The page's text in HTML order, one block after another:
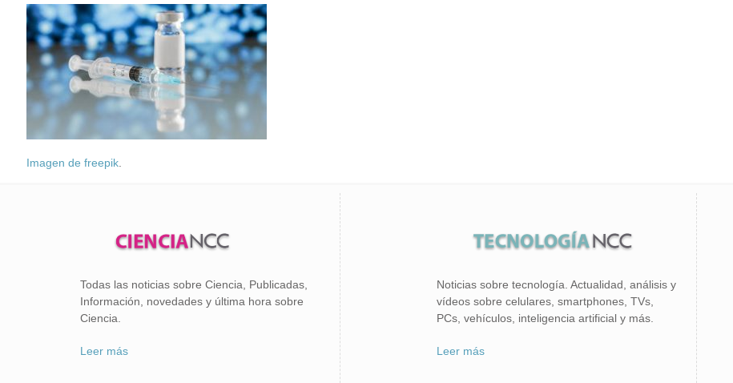
Imagen de freepik
Todas las noticias sobre Ciencia, Publicadas,
Información, novedades y última hora sobre
Ciencia.
Leer más
Noticias sobre tecnología. Actualidad, análisis y
vídeos sobre celulares, smartphones, TVs,
PCs, vehículos, inteligencia artificial y más.
Leer más